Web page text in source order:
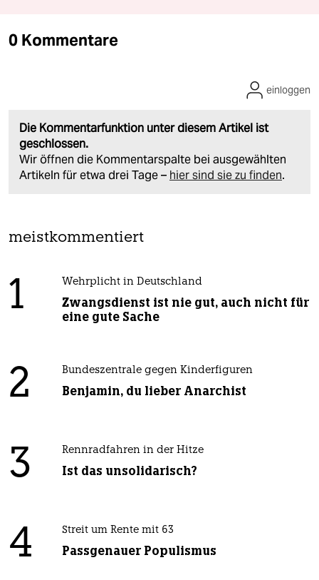
0 Kommentare
Die Kommentarfunktion unter diesem Artikel ist
geschlossen.
Wir öffnen die Kommentarspalte bei ausgewählten
Artikeln für etwa drei Tage – hier sind sie zu finden.
einloggen
meistkommentiert
1 Wehrplicht in Deutschland
Zwangsdienst ist nie gut, auch nicht für
eine gute Sache
2 Bundeszentrale gegen Kinderfiguren
Benjamin, du lieber Anarchist
3 Rennradfahren in der Hitze
Ist das unsolidarisch?
4 Streit um Rente mit 63
Passgenauer Populismus